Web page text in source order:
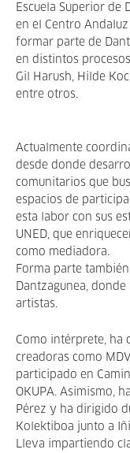
Escuela Superior de
en el Centro
formar parte de
en distintos
Gil Harush, Hilde
entre otros.
Actualmente
desde donde
comunitarios que
espacios de
esta labor con sus
UNED, que
como mediadora.
Forma parte
Dantzagunea,
artistas.
Como intérprete, ha
creadoras como
participado en
OKUPA. Asimismo,
Pérez y ha dirigido
Kolektiboa junto a
Lleva impartiendo